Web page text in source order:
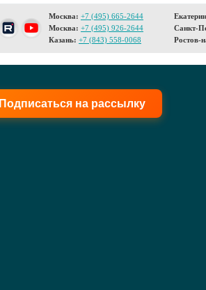
Москва: +7 (495) 665-2644
Москва: +7 (495) 926-2644
Казань: +7 (843) 558-0068
Санкт-
Ростов-
Подписаться на рассылку